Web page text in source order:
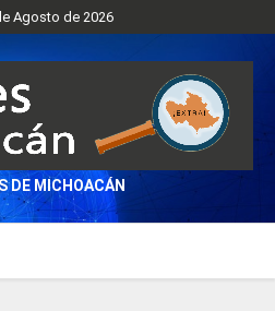
Agosto de 2026
DE MICHOACÁN